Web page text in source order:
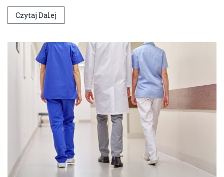
Czytaj Dalej